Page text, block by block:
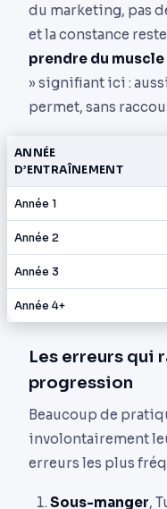
du marketing, pas
et la constance
prendre du
» signifiant ici :
permet, sans
ANNÉE
D’ENTRAÎNEMENT
Année 1
Année 2
Année 3
Année 4+
Les erreurs qui
progression
Beaucoup de
involontairement
erreurs les plus
Sous-manger,